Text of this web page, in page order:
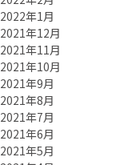
2022年1月
2021年12月
2021年11月
2021年10月
2021年9月
2021年8月
2021年7月
2021年6月
2021年5月